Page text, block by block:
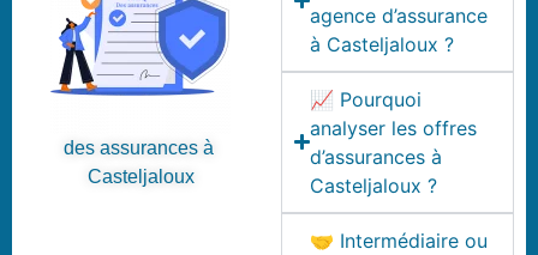
des assurances à
Casteljaloux
agence d’assurance
à Casteljaloux ?
📈 Pourquoi
analyser les offres
d’assurances à
Casteljaloux ?
🤝 Intermédiaire ou